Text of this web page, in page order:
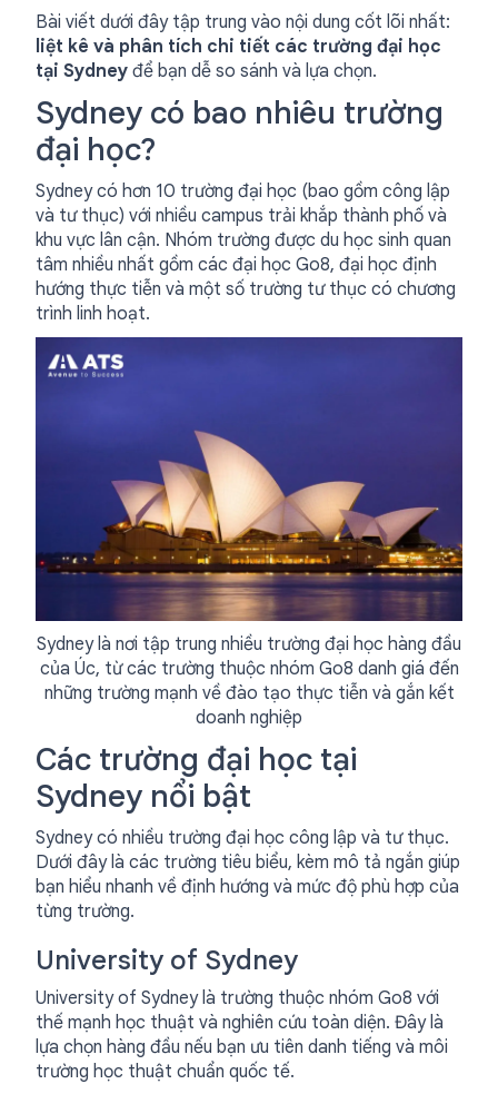
Bài viết dưới đây tập trung vào nội dung cốt lõi nhất:
liệt kê và phân tích chi tiết các trường đại học
tại Sydney để bạn dễ so sánh và lựa chọn.
Sydney có bao nhiêu trường
đại học?
Sydney có hơn 10 trường đại học (bao gồm công lập
và tư thục) với nhiều campus trải khắp thành phố và
khu vực lân cận. Nhóm trường được du học sinh quan
tâm nhiều nhất gồm các đại học Go8, đại học định
hướng thực tiễn và một số trường tư thục có chương
trình linh hoạt.
Sydney là nơi tập trung nhiều trường đại học hàng đầu
của Úc, từ các trường thuộc nhóm Go8 danh giá đến
những trường mạnh về đào tạo thực tiễn và gắn kết
doanh nghiệp
Các trường đại học tại
Sydney nổi bật
Sydney có nhiều trường đại học công lập và tư thục.
Dưới đây là các trường tiêu biểu, kèm mô tả ngắn giúp
bạn hiểu nhanh về định hướng và mức độ phù hợp của
từng trường.
University of Sydney
University of Sydney là trường thuộc nhóm Go8 với
thế mạnh học thuật và nghiên cứu toàn diện. Đây là
lựa chọn hàng đầu nếu bạn ưu tiên danh tiếng và môi
trường học thuật chuẩn quốc tế.